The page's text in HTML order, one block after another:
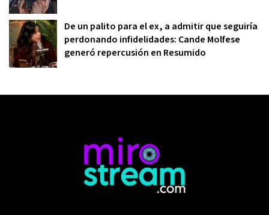
De un palito para el ex, a admitir que seguiría
perdonando infidelidades: Cande Molfese
generó repercusión en Resumido